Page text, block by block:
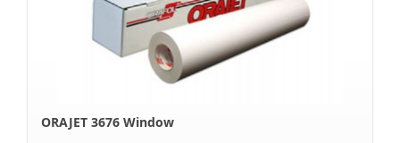
ORAJET 3676 Window